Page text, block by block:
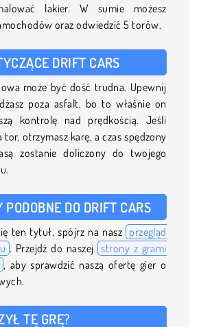
lakier. W sumie możesz
oraz odwiedzić 5 torów.
DRIFT CARS
może być dość trudna. Upewnij
poza asfalt, bo to właśnie on
kontrolę nad prędkością. Jeśli
otrzymasz karę, a czas spędzony
zostanie doliczony do twojego
PODOBNE DO DRIFT CARS
ten tytuł, spójrz na nasz przegląd
. Przejdź do naszej strony z grami
, aby sprawdzić naszą ofertę gier o
TĘ GRĘ?